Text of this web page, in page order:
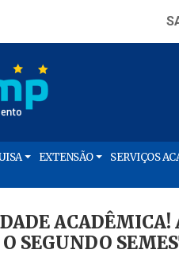
EXTENSÃO SERVIÇOS
SEGUNDO